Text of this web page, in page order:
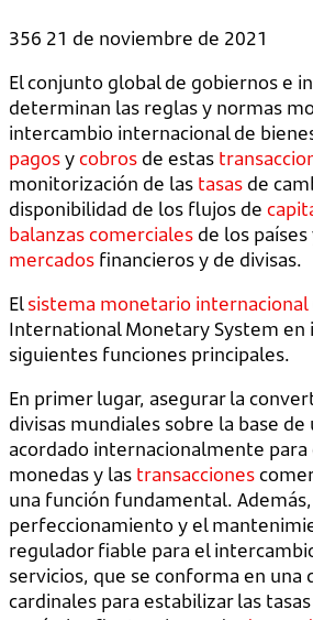
356 21 de noviembre de 2021
El conjunto global de gobiernos e
determinan las reglas y normas
intercambio internacional de
pagosycobros de estas
monitorización de las tasas de
disponibilidad de los flujos de
balanzas comerciales de los
mercados financieros y de divisas.
Elsistema monetario internacional
International Monetary System en
siguientes funciones principales.
En primer lugar, asegurar la
divisas mundiales sobre la base
acordado internacionalmente
monedas y las transacciones
una función fundamental.
perfeccionamiento y el
regulador fiable para el
servicios, que se conforma en una
cardinales para estabilizar las